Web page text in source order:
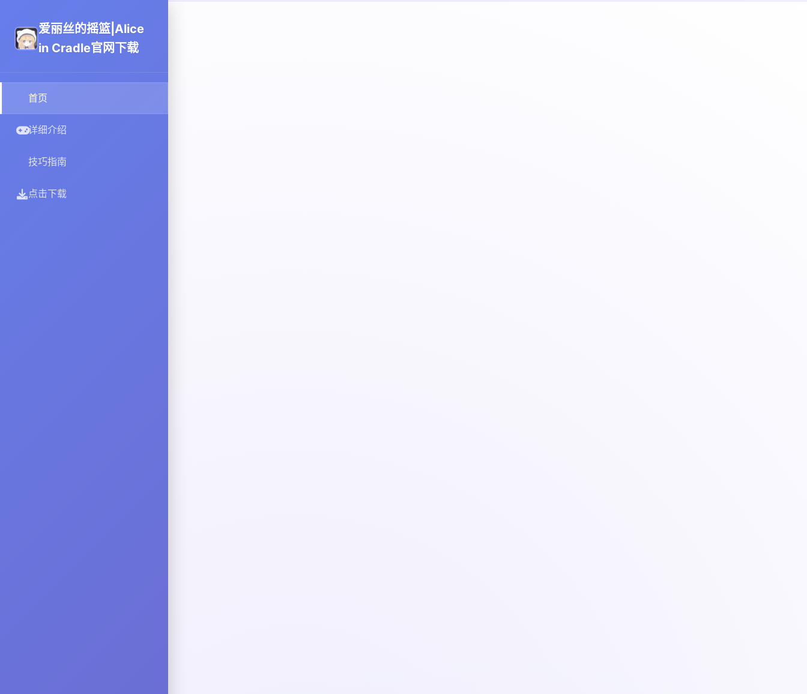
爱丽丝的摇篮|Alice
in Cradle官网下载
首页
详细介绍
技巧指南
点击下载